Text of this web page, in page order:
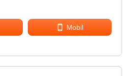
Mobil